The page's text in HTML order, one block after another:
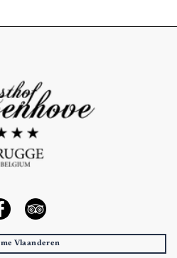
Vlaanderen